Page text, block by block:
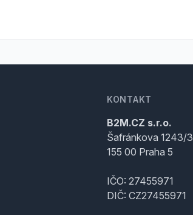
KONTAKT
B2M.CZ s.r.o.
Šafránkova 1243/3
155 00 Praha 5
IČO: 27455971
DIČ: CZ27455971